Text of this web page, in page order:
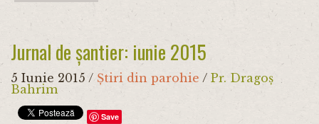
Jurnal de șantier: iunie 2015
5 Iunie 2015 / Știri din parohie / Pr. Dragoș
Bahrim
Save